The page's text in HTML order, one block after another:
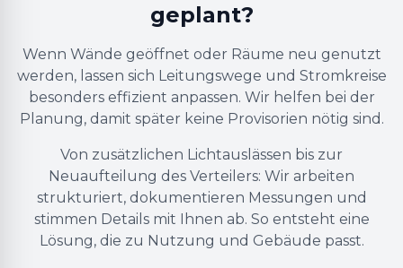
geplant?
Wenn Wände geöffnet oder Räume neu genutzt
werden, lassen sich Leitungswege und Stromkreise
besonders effizient anpassen. Wir helfen bei der
Planung, damit später keine Provisorien nötig sind.
Von zusätzlichen Lichtauslässen bis zur
Neuaufteilung des Verteilers: Wir arbeiten
strukturiert, dokumentieren Messungen und
stimmen Details mit Ihnen ab. So entsteht eine
Lösung, die zu Nutzung und Gebäude passt.